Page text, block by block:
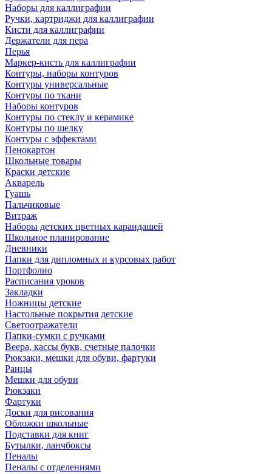
Наборы для каллиграфии
Ручки, картриджи для каллиграфии
Кисти для каллиграфии
Держатели для пера
Перья
Маркер-кисть для каллиграфии
Контуры, наборы контуров
Контуры универсальные
Контуры по ткани
Наборы контуров
Контуры по стеклу и керамике
Контуры по шелку
Контуры с эффектами
Пенокартон
Школьные товары
Краски детские
Акварель
Гуашь
Пальчиковые
Витраж
Наборы детских цветных карандашей
Школьное планирование
Дневники
Папки для дипломных и курсовых работ
Портфолио
Расписания уроков
Закладки
Ножницы детские
Настольные покрытия детские
Светоотражатели
Папки-сумки с ручками
Веера, кассы букв, счетные палочки
Рюкзаки, мешки для обуви, фартуки
Ранцы
Мешки для обуви
Рюкзаки
Фартуки
Доски для рисования
Обложки школьные
Подставки для книг
Бутылки, ланчбоксы
Пеналы
Пеналы с отделениями